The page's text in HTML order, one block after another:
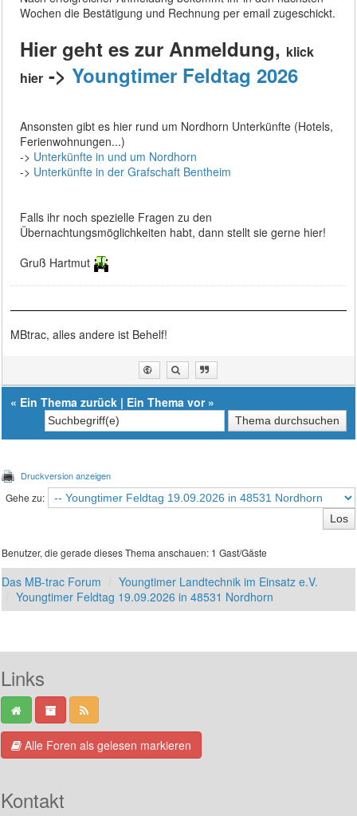
Wochen die Bestätigung und Rechnung per email zugeschickt.
Hier geht es zur Anmeldung, klick
hier ->Youngtimer Feldtag 2026
Ansonsten gibt es hier rund um Nordhorn Unterkünfte (Hotels,
Ferienwohnungen...)
-> Unterkünfte in und um Nordhorn
-> Unterkünfte in der Grafschaft Bentheim
Falls ihr noch spezielle Fragen zu den
Übernachtungsmöglichkeiten habt, dann stellt sie gerne hier!
Gruß Hartmut
MBtrac, alles andere ist Behelf!
« Ein Thema zurück | Ein Thema vor»
Druckversion anzeigen
Gehe zu:
Benutzer, die gerade dieses Thema anschauen: 1 Gast/Gäste
Das MB-trac Forum
Youngtimer Landtechnik im Einsatz e.V.
Youngtimer Feldtag 19.09.2026 in 48531 Nordhorn
Links
Alle Foren als gelesen markieren
Kontakt